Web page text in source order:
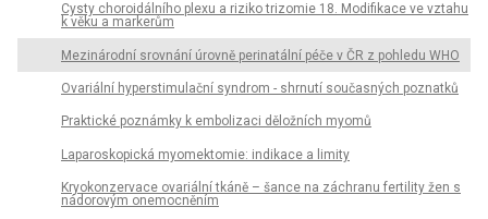
Cysty choroidálního plexu a riziko trizomie 18. Modifikace ve vztahu
k věku a markerům
Mezinárodní srovnání úrovně perinatální péče v ČR z pohledu WHO
Ovariální hyperstimulační syndrom - shrnutí současných poznatků
Praktické poznámky k embolizaci děložních myomů
Laparoskopická myomektomie: indikace a limity
Kryokonzervace ovariální tkáně – šance na záchranu fertility žen s
nádorovým onemocněním